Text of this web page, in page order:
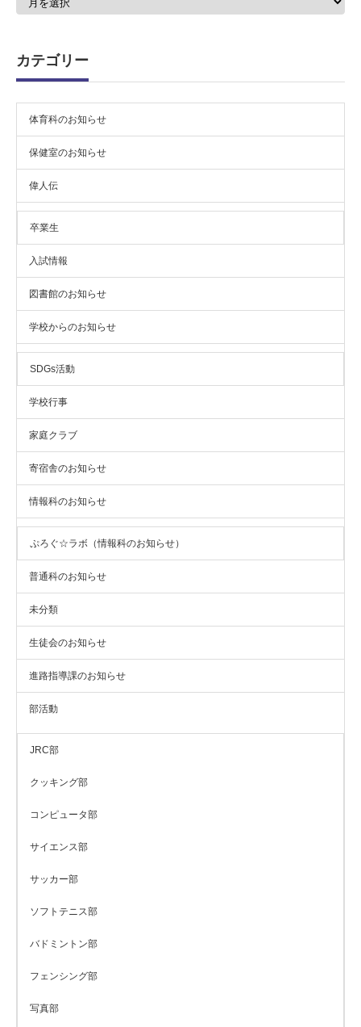
カテゴリー
体育科のお知らせ
保健室のお知らせ
偉人伝
卒業生
入試情報
図書館のお知らせ
学校からのお知らせ
SDGs活動
学校行事
家庭クラブ
寄宿舎のお知らせ
情報科のお知らせ
ぷろぐ☆ラボ（情報科のお知らせ）
普通科のお知らせ
未分類
生徒会のお知らせ
進路指導課のお知らせ
部活動
JRC部
クッキング部
コンピュータ部
サイエンス部
サッカー部
ソフトテニス部
バドミントン部
フェンシング部
写真部